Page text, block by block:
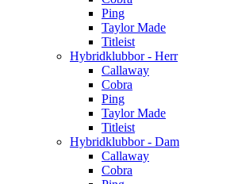
Ping
Taylor Made
Titleist
Hybridklubbor - Herr
Callaway
Cobra
Ping
Taylor Made
Titleist
Hybridklubbor - Dam
Callaway
Cobra